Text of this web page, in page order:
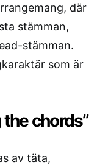
där
stämman,
stämman.
som är
chords”
av täta,